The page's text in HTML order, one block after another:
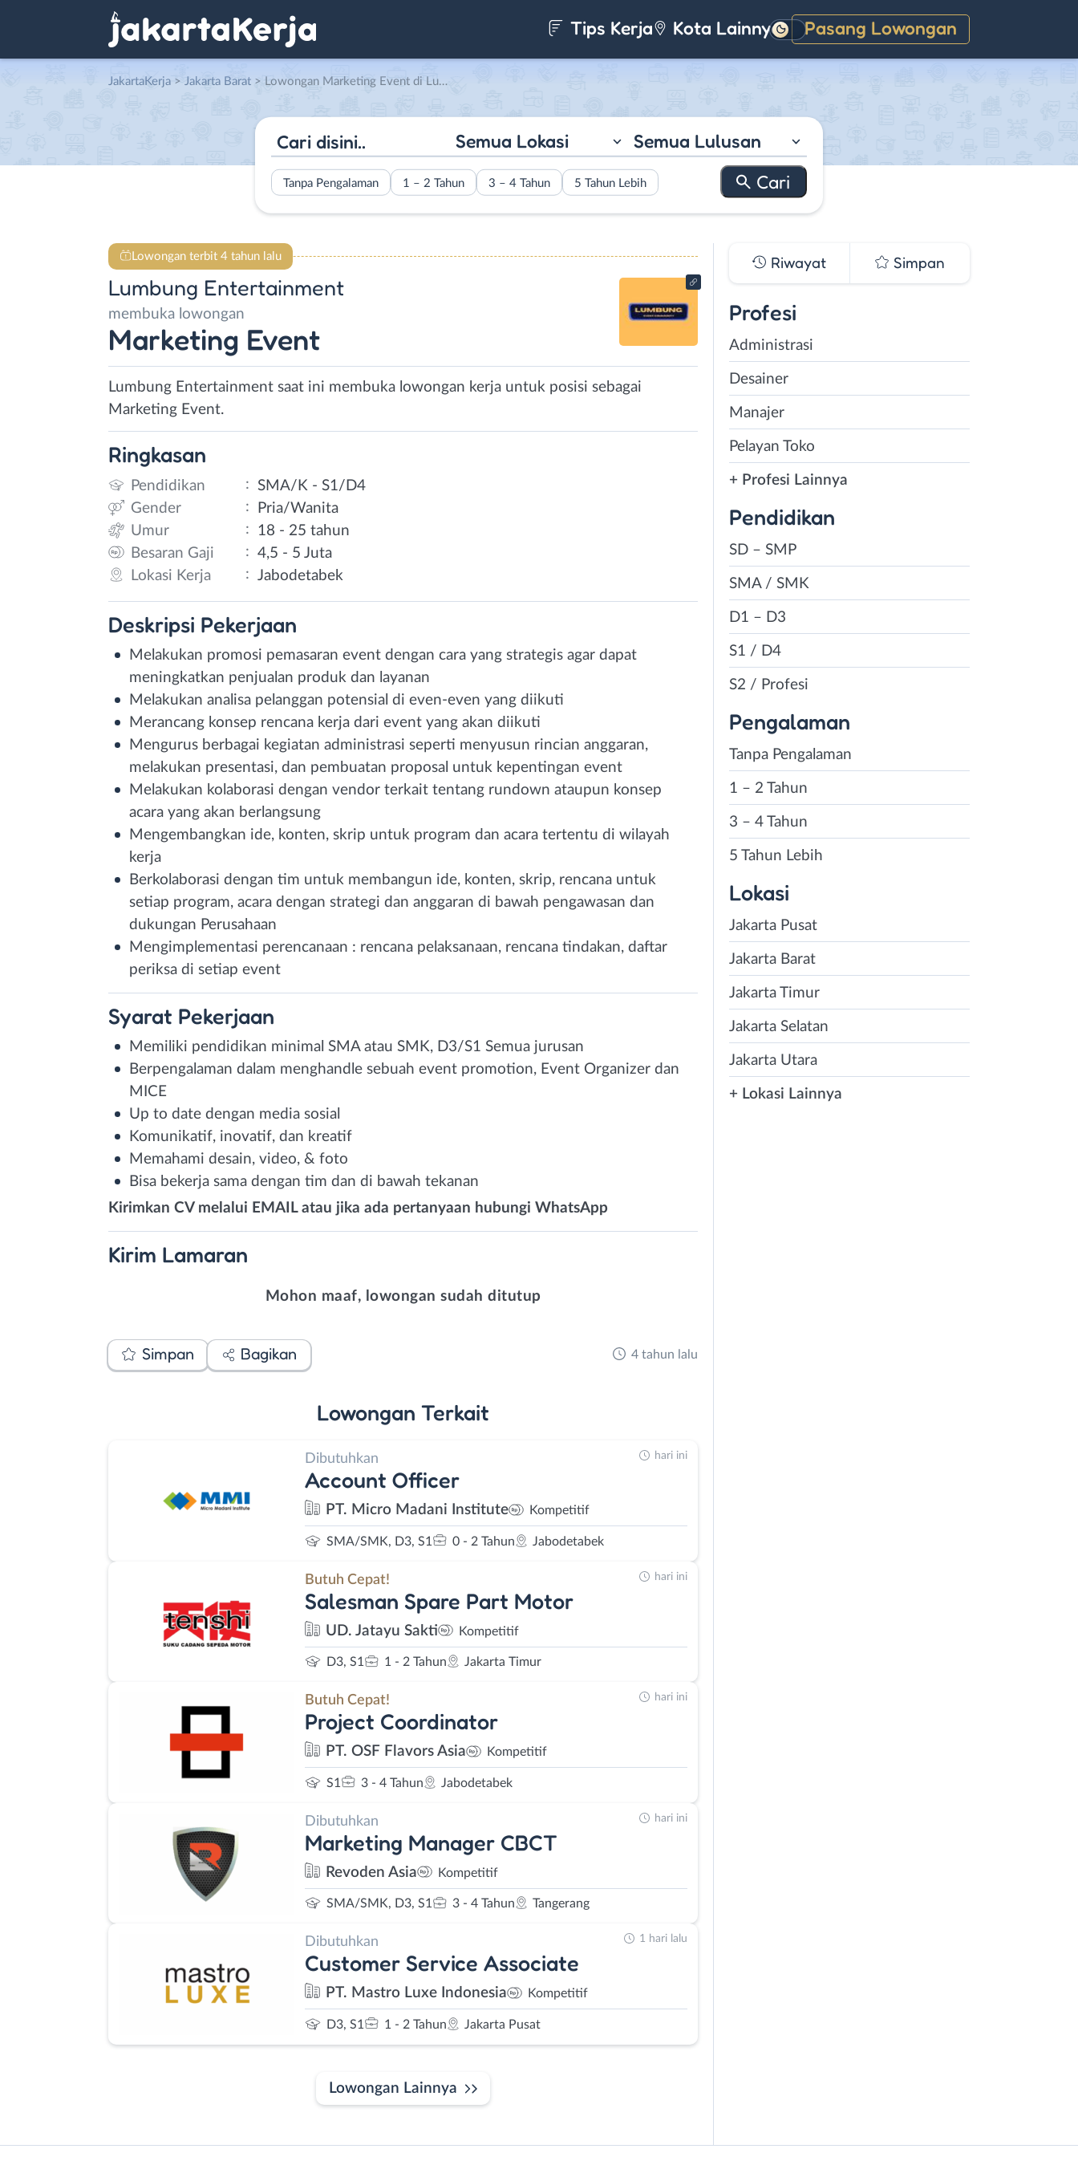
Tips Kerja Kota Lainnya Pasang Lowongan
Gelap
JakartaKerja > Jakarta Barat > Lowongan Marketing Event di Lumbung Entertainment
Semua Lokasi Semua Lulusan
Tanpa Pengalaman 1 – 2 Tahun 3 – 4 Tahun 5 Tahun Lebih
Lowongan terbit 4 tahun lalu
Lumbung Entertainment
membuka lowongan
Marketing Event
Lumbung Entertainment saat ini membuka lowongan kerja untuk posisi sebagai
Marketing Event.
Ringkasan
Pendidikan : SMA/K - S1/D4
Gender
:
Pria/Wanita
Umur
:
18 - 25 tahun
Besaran Gaji
: 4,5 - 5 Juta
Lokasi Kerja
: Jabodetabek
Deskripsi Pekerjaan
Melakukan promosi pemasaran event dengan cara yang strategis agar dapat
meningkatkan penjualan produk dan layanan
Melakukan analisa pelanggan potensial di even-even yang diikuti
Merancang konsep rencana kerja dari event yang akan diikuti
Mengurus berbagai kegiatan administrasi seperti menyusun rincian anggaran,
melakukan presentasi, dan pembuatan proposal untuk kepentingan event
Melakukan kolaborasi dengan vendor terkait tentang rundown ataupun konsep
acara yang akan berlangsung
Mengembangkan ide, konten, skrip untuk program dan acara tertentu di wilayah
kerja
Berkolaborasi dengan tim untuk membangun ide, konten, skrip, rencana untuk
setiap program, acara dengan strategi dan anggaran di bawah pengawasan dan
dukungan Perusahaan
Mengimplementasi perencanaan : rencana pelaksanaan, rencana tindakan, daftar
periksa di setiap event
Syarat Pekerjaan
Memiliki pendidikan minimal SMA atau SMK, D3/S1 Semua jurusan
Berpengalaman dalam menghandle sebuah event promotion, Event Organizer dan
MICE
Up to date dengan media sosial
Komunikatif, inovatif, dan kreatif
Memahami desain, video, & foto
Bisa bekerja sama dengan tim dan di bawah tekanan
Kirimkan CV melalui EMAIL atau jika ada pertanyaan hubungi WhatsApp
Kirim Lamaran
Mohon maaf, lowongan sudah ditutup
Simpan Bagikan 4 tahun lalu
Lowongan Terkait
Dibutuhkan
Account Officer
PT. Micro Madani Institute Kompetitif
SMA/SMK, D3, S1 0 - 2 Tahun Jabodetabek
hari ini
Butuh Cepat!
Salesman Spare Part Motor
UD. Jatayu Sakti Kompetitif
D3, S1 1 - 2 Tahun Jakarta Timur
hari ini
Butuh Cepat!
Project Coordinator
PT. OSF Flavors Asia Kompetitif
S1 3 - 4 Tahun Jabodetabek
hari ini
Dibutuhkan
Marketing Manager CBCT
Revoden Asia Kompetitif
SMA/SMK, D3, S1 3 - 4 Tahun Tangerang
hari ini
Dibutuhkan
Customer Service Associate
PT. Mastro Luxe Indonesia Kompetitif
D3, S1 1 - 2 Tahun Jakarta Pusat
1 hari lalu
Lowongan Lainnya
Riwayat Simpan
Profesi
Administrasi
Desainer
Manajer
Pelayan Toko
+ Profesi Lainnya
Pendidikan
SD – SMP
SMA / SMK
D1 – D3
S1 / D4
S2 / Profesi
Pengalaman
Tanpa Pengalaman
1 – 2 Tahun
3 – 4 Tahun
5 Tahun Lebih
Lokasi
Jakarta Pusat
Jakarta Barat
Jakarta Timur
Jakarta Selatan
Jakarta Utara
+ Lokasi Lainnya